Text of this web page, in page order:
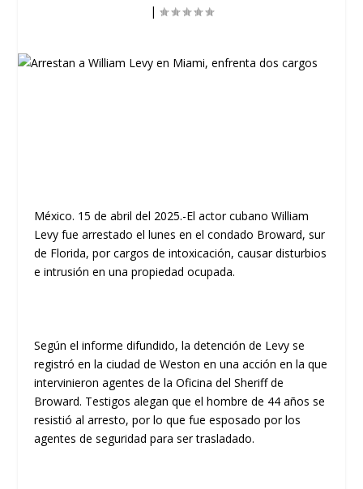
|
México. 15 de abril del 2025.-El actor cubano William
Levy fue arrestado el lunes en el condado Broward, sur
de Florida, por cargos de intoxicación, causar disturbios
e intrusión en una propiedad ocupada.
Según el informe difundido, la detención de Levy se
registró en la ciudad de Weston en una acción en la que
intervinieron agentes de la Oficina del Sheriff de
Broward. Testigos alegan que el hombre de 44 años se
resistió al arresto, por lo que fue esposado por los
agentes de seguridad para ser trasladado.